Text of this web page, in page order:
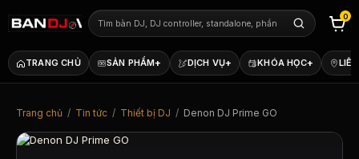
TRANG CHỦ SẢN PHẨM+ DỊCH VỤ+ KHÓA HỌC+
0
Trang chủ / Tin tức / Thiết bị DJ / Denon DJ Prime GO